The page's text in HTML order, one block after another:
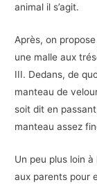
animal il s’agit.
Après, on
une malle aux
III. Dedans, de
manteau de
soit dit en
manteau assez
Un peu plus loin
aux parents pour